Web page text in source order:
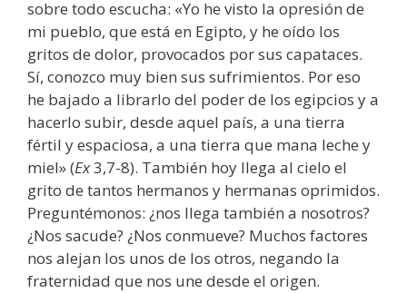
sobre todo escucha: «Yo he visto la opresión de
mi pueblo, que está en Egipto, y he oído los
gritos de dolor, provocados por sus capataces.
Sí, conozco muy bien sus sufrimientos. Por eso
he bajado a librarlo del poder de los egipcios y a
hacerlo subir, desde aquel país, a una tierra
fértil y espaciosa, a una tierra que mana leche y
miel» (Ex3,7-8). También hoy llega al cielo el
grito de tantos hermanos y hermanas oprimidos.
Preguntémonos: ¿nos llega también a nosotros?
¿Nos sacude? ¿Nos conmueve? Muchos factores
nos alejan los unos de los otros, negando la
fraternidad que nos une desde el origen.